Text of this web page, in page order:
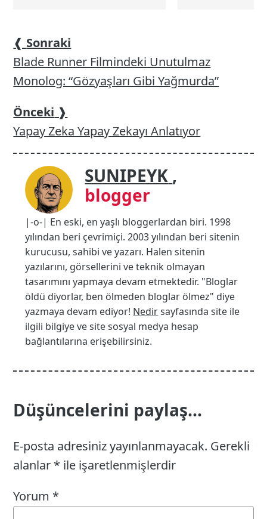
❰ Sonraki
Blade Runner Filmindeki Unutulmaz
Monolog: “Gözyaşları Gibi Yağmurda”
Önceki ❱
Yapay Zeka Yapay Zekayı Anlatıyor
SUNIPEYK ,
blogger
|-o-| En eski, en yaşlı bloggerlardan biri. 1998
yılından beri çevrimiçi. 2003 yılından beri sitenin
kurucusu, sahibi ve yazarı. Halen sitenin
yazılarını, görsellerini ve teknik olmayan
tasarımını yapmaya devam etmektedir. "Bloglar
öldü diyorlar, ben ölmeden bloglar ölmez" diye
yazmaya devam ediyor! Nedirsayfasında site ile
ilgili bilgiye ve site sosyal medya hesap
bağlantılarına erişebilirsiniz.
Düşüncelerini paylaş...
E-posta adresiniz yayınlanmayacak. Gerekli
alanlar * ile işaretlenmişlerdir
Yorum *